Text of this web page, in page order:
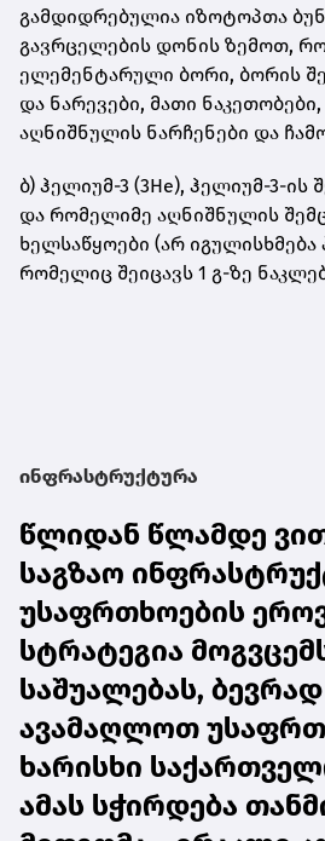
გამდიდრებულია იზოტოპთა
გავრცელების დონის ზემოთ,
ელემენტარული ბორი, ბორის
და ნარევები, მათი
აღნიშნულის ნარჩენები და
ბ) ჰელიუმ-3 (3He), ჰელიუმ-3-ის
და რომელიმე აღნიშნულის
ხელსაწყოები (არ იგულისხმება
რომელიც შეიცავს 1 გ-ზე
ინფრასტრუქტურა
წლიდან წლამდე
საგზაო
უსაფრთხოების
სტრატეგია
საშუალებას,
ავამაღლოთ
ხარისხი
ამას სჭირდება